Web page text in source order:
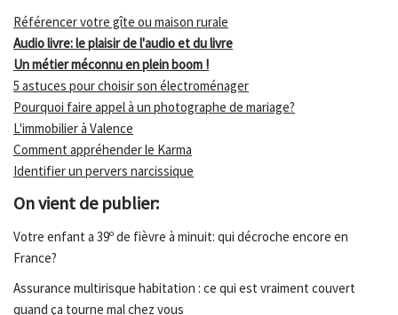
Référencer votre gîte ou maison rurale
Audio livre: le plaisir de l'audio et du livre
Un métier méconnu en plein boom !
5 astuces pour choisir son électroménager
Pourquoi faire appel à un photographe de mariage?
L'immobilier à Valence
Comment appréhender le Karma
Identifier un pervers narcissique
On vient de publier:
Votre enfant a 39º de fièvre à minuit: qui décroche encore en
France?
Assurance multirisque habitation : ce qui est vraiment couvert
quand ça tourne mal chez vous